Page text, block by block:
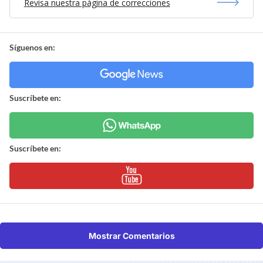
Revisa nuestra página de correcciones
Síguenos en:
Suscríbete en:
Suscríbete en:
Mostrar Comentarios